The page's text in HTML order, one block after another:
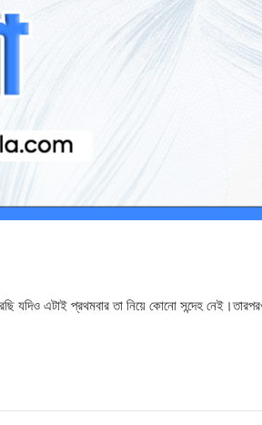
যদিও এটাই প্রথমবার তা নিয়ে কোনো সন্দেহ